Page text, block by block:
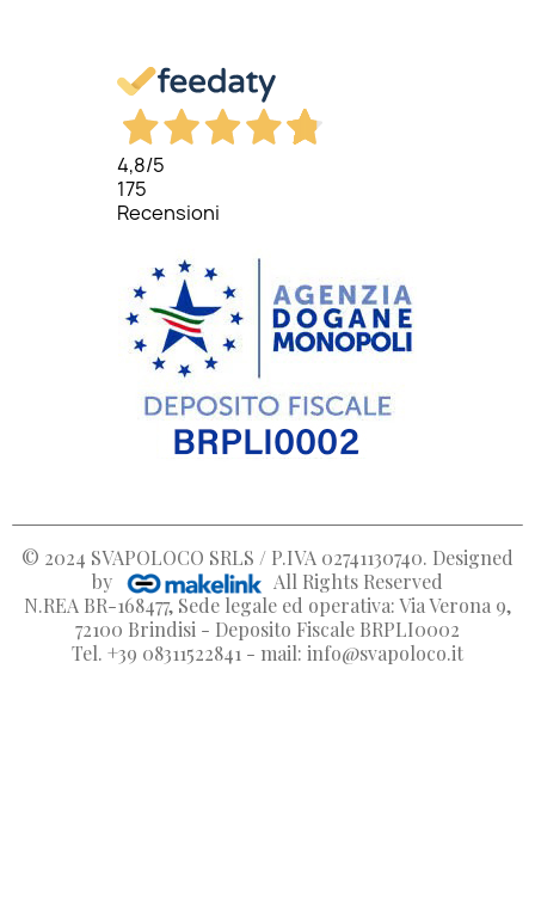
4,8/5
175
Recensioni
© 2024 SVAPOLOCO SRLS / P.IVA 02741130740. Designed
by
All Rights Reserved
N.REA BR-168477, Sede legale ed operativa: Via Verona 9,
72100 Brindisi - Deposito Fiscale BRPLI0002
Tel. +39 08311522841 - mail: info@svapoloco.it